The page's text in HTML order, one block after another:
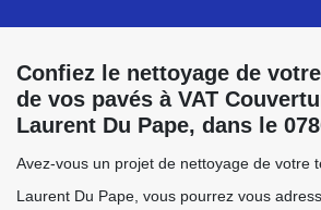
Confiez le nettoyage de
de vos pavés à VAT
Laurent Du Pape, dans le
Avez-vous un projet de nettoyage de votre
Laurent Du Pape, vous pourrez vous